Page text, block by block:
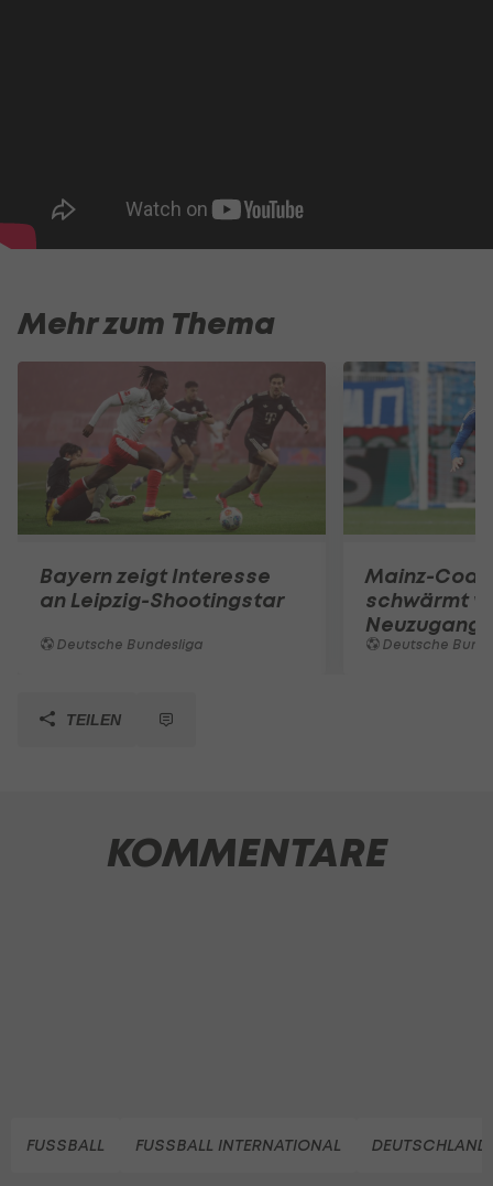
Mehr zum Thema
Bayern zeigt Interesse
an Leipzig-Shootingstar
Deutsche Bundesliga
Mainz-
schwärmt
Neuzugang
Deutsche
TEILEN
KOMMENTARE
FUSSBALL FUSSBALL INTERNATIONAL